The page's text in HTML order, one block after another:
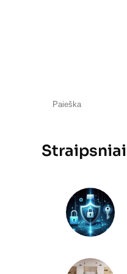
c
Straipsniai